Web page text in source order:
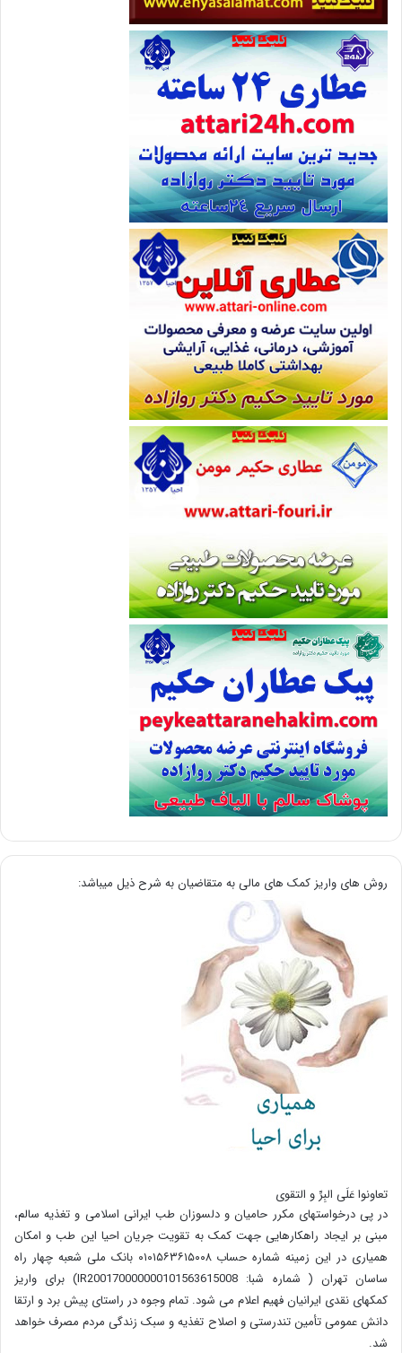
روش های واریز کمک های مالی به متقاضیان به شرح ذیل میباشد:
تعاونوا عَلَی البِرِّ و التقوی
در پی درخواستهای مکرر حامیان و دلسوزان طب ایرانی اسلامی و تغذیه سالم،
مبنی بر ایجاد راهکارهایی جهت کمک به تقویت جریان احیا این طب و امکان
همیاری در این زمینه شماره حساب ۰۱۰۱۵۶۳۶۱۵۰۰۸ بانک ملی شعبه چهار راه
ساسان تهران ( شماره شبا: IR200170000000101563615008) برای واریز
کمکهای نقدی ایرانیان فهیم اعلام می شود. تمام وجوه در راستای پیش برد و ارتقا
دانش عمومی تأمین تندرستی و اصلاح تغذیه و سبک زندگی مردم مصرف خواهد
شد.